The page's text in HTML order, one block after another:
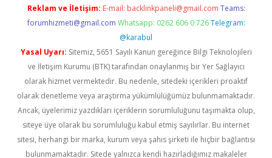
Reklam ve İletişim: E-mail: backlinkpaneli@gmail.com Teams:
forumhizmeti@gmail.com Whatsapp: 0262 606 0 726 Telegram:
@karabul
Yasal Uyarı: Sitemiz, 5651 Sayılı Kanun gereğince Bilgi Teknolojileri
ve İletişim Kurumu (BTK) tarafından onaylanmış bir Yer Sağlayıcı
olarak hizmet vermektedir. Bu nedenle, sitedeki içerikleri proaktif
olarak denetleme veya araştırma yükümlülüğümüz bulunmamaktadır.
Ancak, üyelerimiz yazdıkları içeriklerin sorumluluğunu taşımakta olup,
siteye üye olarak bu sorumluluğu kabul etmiş sayılırlar. Bu internet
sitesi, herhangi bir marka, kurum veya şahıs şirketi ile hiçbir bağlantısı
bulunmamaktadır. Sitede yalnızca kendi hazırladığımız makaleler